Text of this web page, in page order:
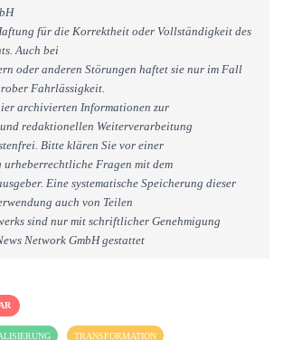
für die Korrektheit oder Vollständigkeit des
Auch bei
oder anderen Störungen haftet sie nur im Fall
Fahrlässigkeit.
archivierten Informationen zur
redaktionellen Weiterverarbeitung
Bitte klären Sie vor einer
urheberrechtliche Fragen mit dem
Eine systematische Speicherung dieser
auch von Teilen
sind nur mit schriftlicher Genehmigung
Network GmbH gestattet
TRANSFORMATION